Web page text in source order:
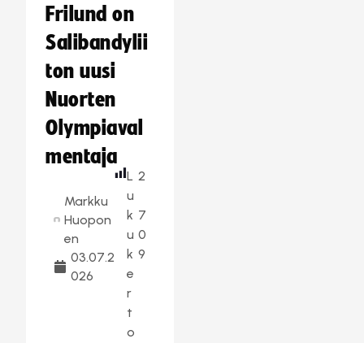
Frilund on
Salibandylii
ton uusi
Nuorten
Olympiaval
mentaja
Markku
Huopon
en
03.07.2
026
L
u
k
u
k
e
r
t
o
2
7
0
9